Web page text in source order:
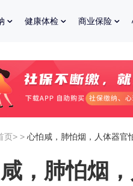
健康体检 商业保险
页> > 心怕咸，肺怕烟，人体器官
，肺怕烟